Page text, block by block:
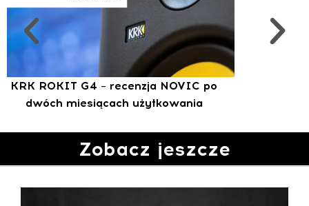
KRK ROKIT G4 – recenzja NOVIC po
dwóch miesiącach użytkowania
Zobacz jeszcze